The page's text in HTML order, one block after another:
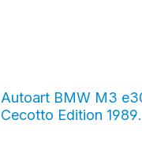
Autoart BMW M3
Cecotto Edition 1989